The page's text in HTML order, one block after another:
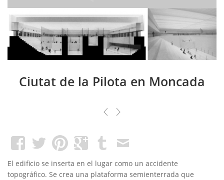
Ciutat de la Pilota en Moncada
El edificio se inserta en el lugar como un accidente
topográfico. Se crea una plataforma semienterrada que